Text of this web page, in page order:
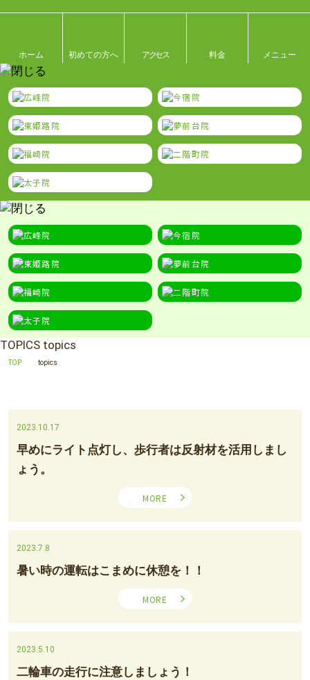
ホーム 初めての方へ アクセス 料金 メニュー
TOPICS topics
TOP topics
2023.10.17
早めにライト点灯し、歩行者は反射材を活用しまし
ょう。
MORE
2023.7.8
暑い時の運転はこまめに休憩を！！
MORE
2023.5.10
二輪車の走行に注意しましょう！